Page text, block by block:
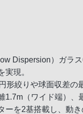
Dispersion）ガラ
実現。
形絞りや球面収差の
1.7m（ワイド端）、
ーを2基搭載し、動